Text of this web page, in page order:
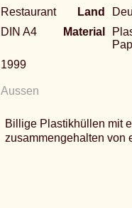
Restaurant Land
DIN A4 Material
1999
Aussen
Billige Plastikhüllen mit
zusammengehalten von